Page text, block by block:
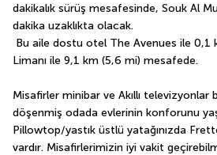
dakikalık sürüş mesafesinde, Souk Al
dakika uzaklıkta olacak.
Limanı ile 9,1 km (5,6 mi) mesafede.
Misafirler minibar ve Akıllı televizyonlar
döşenmiş odada evlerinin konforunu
Pillowtop/yastık üstlü yatağınızda
vardır. Misafirlerimizin iyi vakit